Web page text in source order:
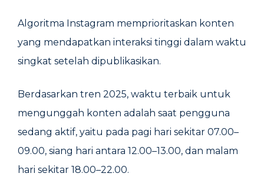
Algoritma Instagram memprioritaskan konten
yang mendapatkan interaksi tinggi dalam waktu
singkat setelah dipublikasikan.
Berdasarkan tren 2025, waktu terbaik untuk
mengunggah konten adalah saat pengguna
sedang aktif, yaitu pada pagi hari sekitar 07.00–
09.00, siang hari antara 12.00–13.00, dan malam
hari sekitar 18.00–22.00.